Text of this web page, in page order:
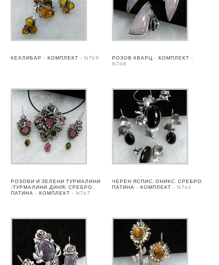
КЕХЛИБАР – КОМПЛЕКТ – N769
РОЗОВ КВАРЦ – КОМПЛЕКТ –
N768
РОЗОВИ И ЗЕЛЕНИ ТУРМАЛИНИ
(ТУРМАЛИНИ-ДИНЯ) СРЕБРО,
ПАТИНА – КОМПЛЕКТ – N767
ЧЕРЕН ЯСПИС, ОНИКС, СРЕБРО,
ПАТИНА – КОМПЛЕКТ – N766